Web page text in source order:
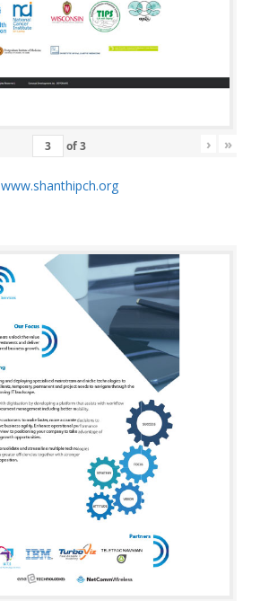
of3 › »
www.shanthipch.org